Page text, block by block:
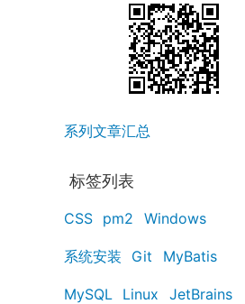
系列文章汇总
标签列表
CSS pm2 Windows
系统安装 Git MyBatis
MySQL Linux JetBrains